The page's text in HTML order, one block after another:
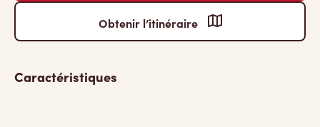
Obtenir l’itinéraire
Caractéristiques